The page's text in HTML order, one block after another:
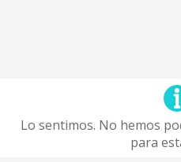
Lo sentimos. No hemos
para